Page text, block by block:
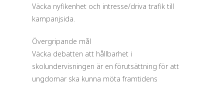
Väcka nyfikenhet och intresse/driva trafik till
kampanjsida.
Övergripande mål
Väcka debatten att hållbarhet i
skolundervisningen är en förutsättning för att
ungdomar ska kunna möta framtidens